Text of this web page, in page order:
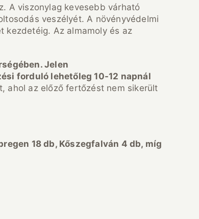
A viszonylag kevesebb várható
veszélyét. A növényvédelmi
kezdetéig. Az almamoly és az
Jelen
forduló lehetőleg 10-12 napnál
ahol az előző fertőzést nem sikerült
18 db, Kőszegfalván 4 db, míg